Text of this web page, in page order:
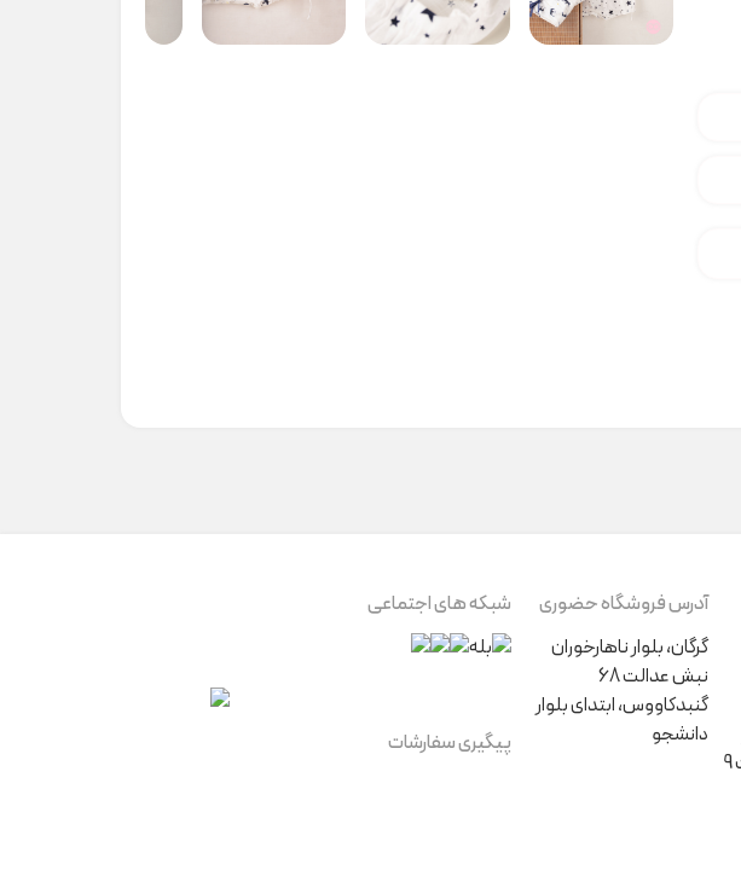
روزهای تعطیل) از ساعت 9
آدرس فروشگاه حضوری
گرگان، بلوار ناهارخوران
نبش عدالت 68
گنبدکاووس، ابتدای بلوار
دانشجو
شبکه های اجتماعی
پیگیری سفارشات